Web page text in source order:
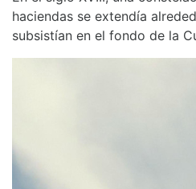
haciendas se extendía
subsistían en el fondo de la